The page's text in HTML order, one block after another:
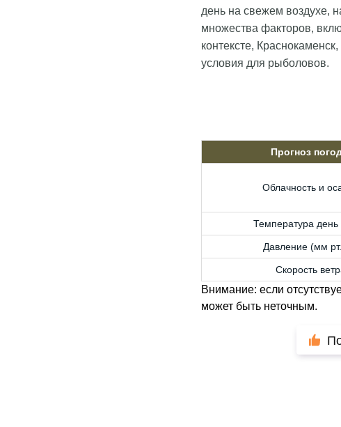
день на свежем воздухе,
множества факторов,
контексте,
условия для рыболовов.
Прогноз
Облачность и
Температура день
Давление (мм рт.
Скорость
Внимание: если
может быть неточным.